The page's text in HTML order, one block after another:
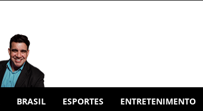
BRASIL ESPORTES ENTRETENIMENTO